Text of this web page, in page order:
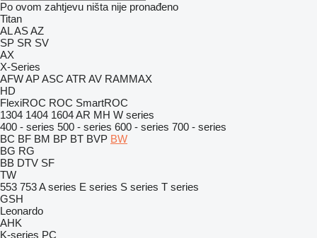
Po ovom zahtjevu ništa nije pronađeno
Titan
ALASAZ
SP SR SV
AX
X-Series
AFWAPASC ATR AV RAMMAX
HD
FlexiROC ROC SmartROC
1304 1404 1604AR MH W series
400 - series 500 - series 600 - series 700 - series
BC BF BM BP BT BVP BW
BG RG
BB DTV SF
TW
553 753A series E series S series T series
GSH
Leonardo
AHK
K-series PC